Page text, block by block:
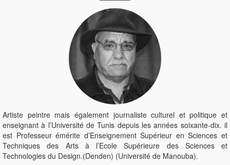
Artiste peintre mais également journaliste culturel et politique et
enseignant à l’Université de Tunis depuis les années soixante-dix. il
est Professeur émérite d’Enseignement Supérieur en Sciences et
Techniques des Arts à l’Ecole Supérieure des Sciences et
Technologies du Design.(Denden) (Université de Manouba).